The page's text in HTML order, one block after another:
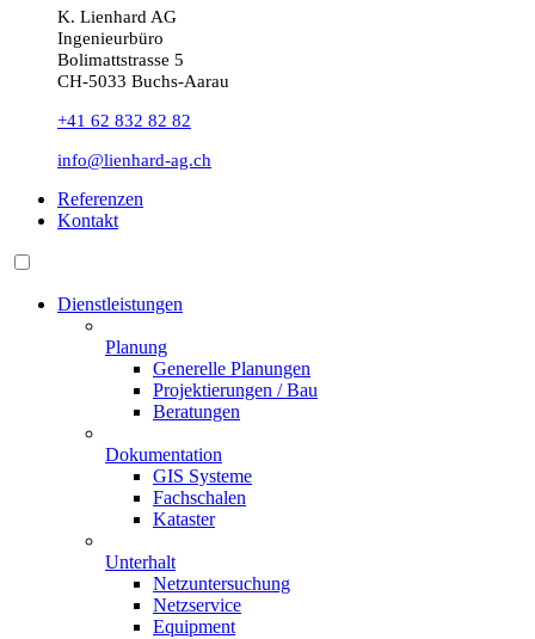
K. Lienhard AG
Ingenieurbüro
Bolimattstrasse 5
CH-5033 Buchs-Aarau
+41 62 832 82 82
info@lienhard-ag.ch
Referenzen
Kontakt
Dienstleistungen
Planung
Generelle Planungen
Projektierungen / Bau
Beratungen
Dokumentation
GIS Systeme
Fachschalen
Kataster
Unterhalt
Netzuntersuchung
Netzservice
Equipment